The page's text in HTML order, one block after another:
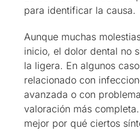
para identificar la causa.
Aunque muchas
inicio, el dolor dental no
la ligera. En algunos
relacionado con
avanzada o con
valoración más
mejor por qué ciertos